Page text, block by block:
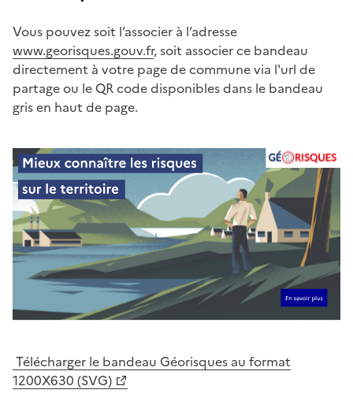
Vous pouvez soit l’associer à l’adresse
www.georisques.gouv.fr, soit associer ce bandeau
directement à votre page de commune via l'url de
partage ou le QR code disponibles dans le bandeau
gris en haut de page.
Télécharger le bandeau Géorisques au format
1200X630 (SVG)